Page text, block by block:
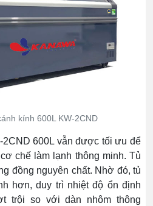
kính 600L KW-2CND
2CND 600L vẫn được tối ưu để
chế làm lạnh thông minh. Tủ
đồng nguyên chất. Nhờ đó, tủ
hơn, duy trì nhiệt độ ổn định
trội so với dàn nhôm thông